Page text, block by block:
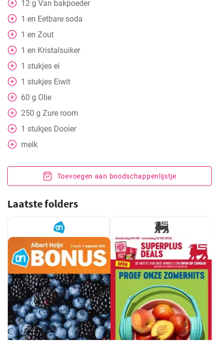
12 g Van bakpoeder
1 en Eetbare soda
1 en Zout
1 en Kristalsuiker
1 stukjes ei
1 stukjes Eiwit
60 g Olie
250 g Zure room
1 stukjes Dooier
melk
Toevoegen aan boodschappenlijstje
Laatste folders